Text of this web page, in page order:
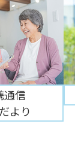
通信
より